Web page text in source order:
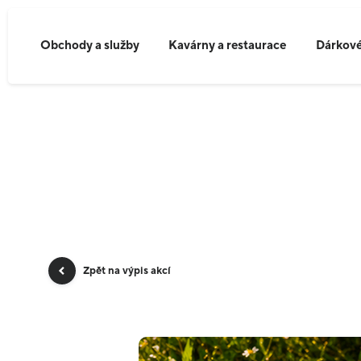
Obchody a služby Kavárny a restaurace
Zpět na výpis akcí